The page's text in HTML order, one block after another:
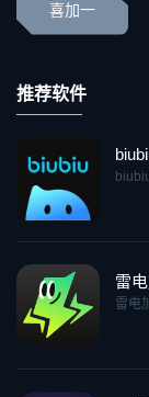
喜加一
推荐软件
雷
雷电